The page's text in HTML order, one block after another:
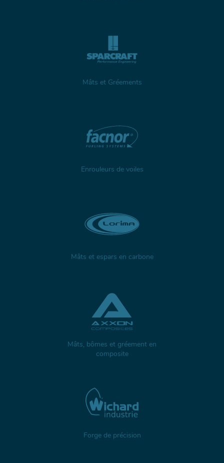
Mâts et Gréements
Enrouleurs de voiles
Mâts et espars en carbone
Mâts, bômes et gréement en
composite
Forge de précision